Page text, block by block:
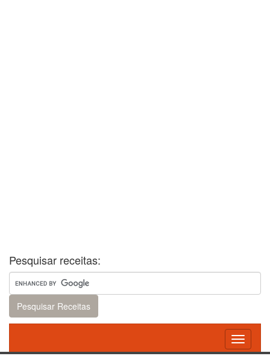
Pesquisar receitas:
Toggle